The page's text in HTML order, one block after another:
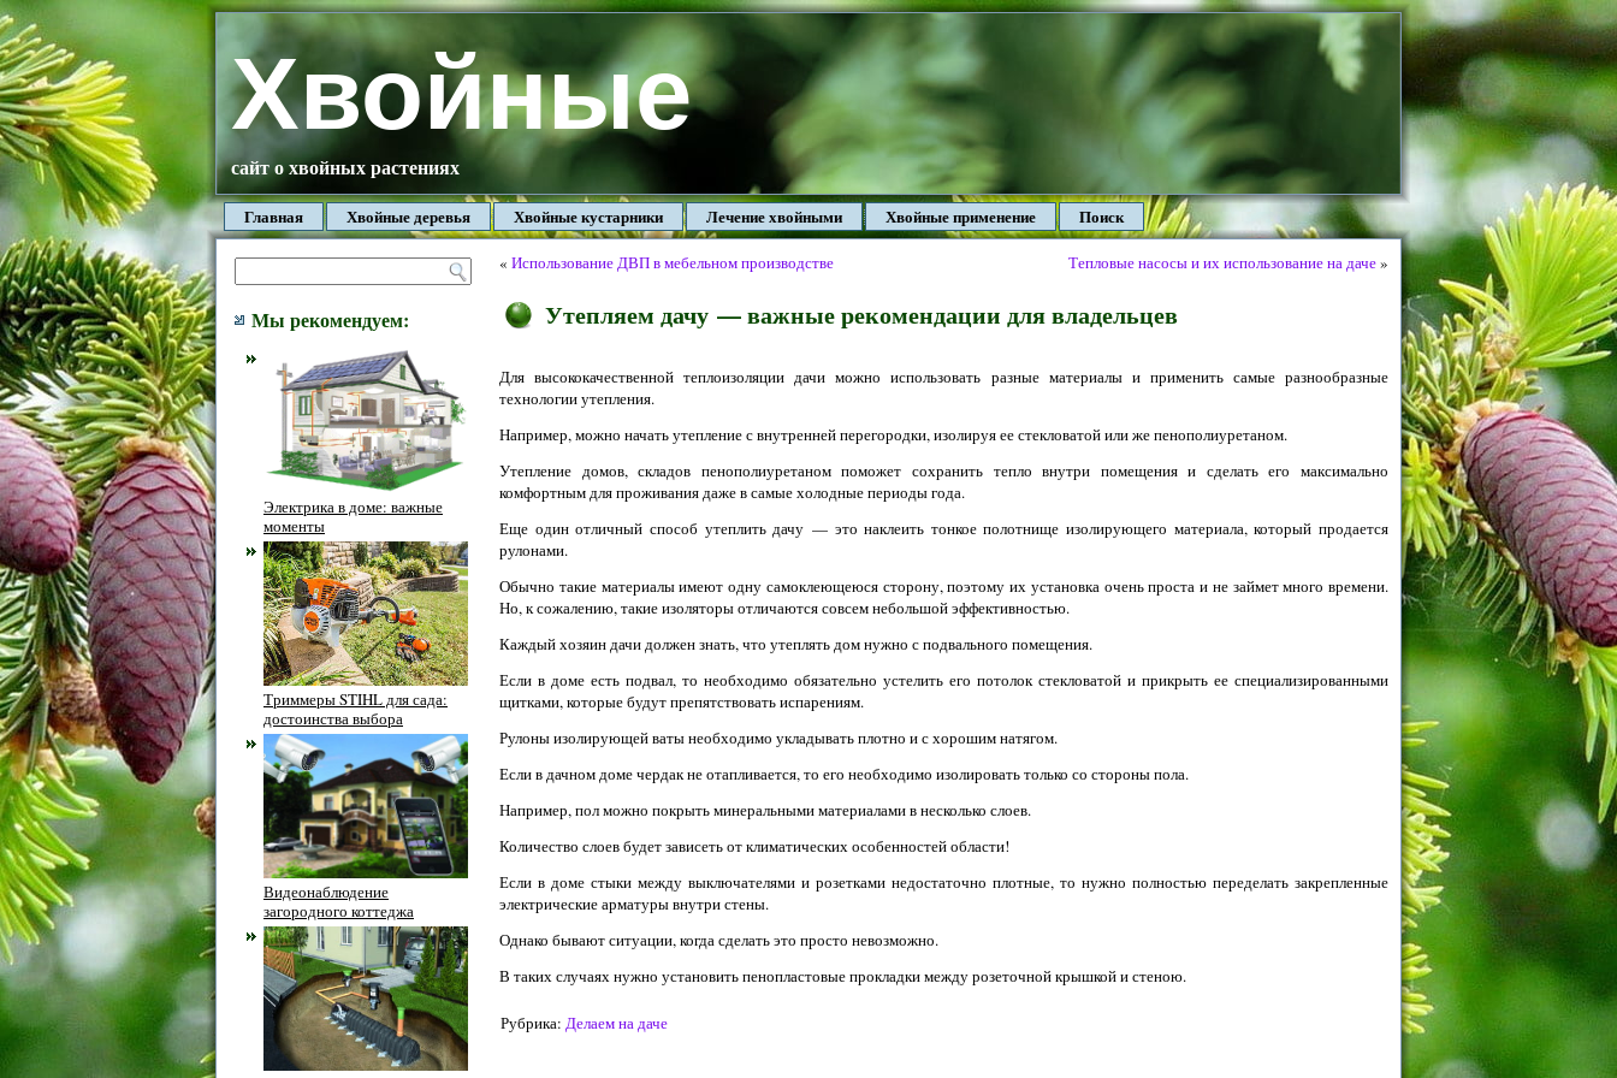
Хвойные
сайт о хвойных растениях
Главная Хвойные деревья Хвойные кустарники Лечение хвойными Хвойные применение Поиск
Мы рекомендуем:
Электрика в доме: важные
моменты
Триммеры STIHL для сада:
достоинства выбора
Видеонаблюдение
загородного коттеджа
« Использование ДВП в мебельном производстве Тепловые насосы и их использование на даче»
Утепляем дачу — важные рекомендации для владельцев
Для высококачественной теплоизоляции дачи можно использовать разные материалы и применить самые разнообразные
технологии утепления.
Например, можно начать утепление с внутренней перегородки, изолируя ее стекловатой или же пенополиуретаном.
Утепление домов, складов пенополиуретаном поможет сохранить тепло внутри помещения и сделать его максимально
комфортным для проживания даже в самые холодные периоды года.
Еще один отличный способ утеплить дачу — это наклеить тонкое полотнище изолирующего материала, который продается
рулонами.
Обычно такие материалы имеют одну самоклеющеюся сторону, поэтому их установка очень проста и не займет много времени.
Но, к сожалению, такие изоляторы отличаются совсем небольшой эффективностью.
Каждый хозяин дачи должен знать, что утеплять дом нужно с подвального помещения.
Если в доме есть подвал, то необходимо обязательно устелить его потолок стекловатой и прикрыть ее специализированными
щитками, которые будут препятствовать испарениям.
Рулоны изолирующей ваты необходимо укладывать плотно и с хорошим натягом.
Если в дачном доме чердак не отапливается, то его необходимо изолировать только со стороны пола.
Например, пол можно покрыть минеральными материалами в несколько слоев.
Количество слоев будет зависеть от климатических особенностей области!
Если в доме стыки между выключателями и розетками недостаточно плотные, то нужно полностью переделать закрепленные
электрические арматуры внутри стены.
Однако бывают ситуации, когда сделать это просто невозможно.
В таких случаях нужно установить пенопластовые прокладки между розеточной крышкой и стеною.
Рубрика: Делаем на даче